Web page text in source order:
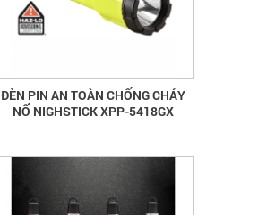
ĐÈN PIN AN TOÀN CHỐNG CHÁY
NỔ NIGHSTICK XPP-5418GX